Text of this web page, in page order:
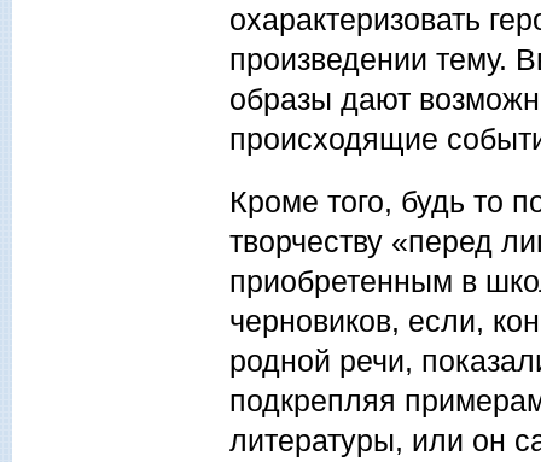
охарактеризовать
произведении тему.
образы дают
происходящие
Кроме того, будь то
творчеству «перед
приобретенным в
черновиков, если,
родной речи,
подкрепляя
литературы, или он